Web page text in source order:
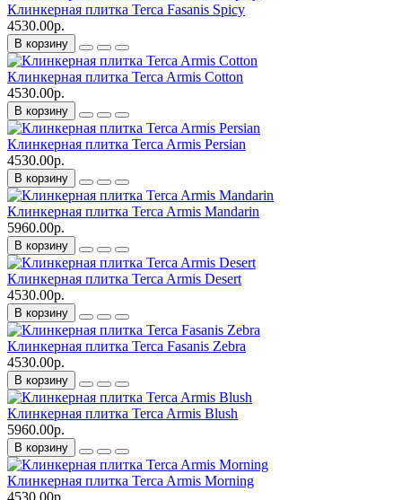
Клинкерная плитка Terca Fasanis Spicy
4530.00р.
В корзину
Клинкерная плитка Terca Armis Cotton
4530.00р.
В корзину
Клинкерная плитка Terca Armis Persian
4530.00р.
В корзину
Клинкерная плитка Terca Armis Mandarin
5960.00р.
В корзину
Клинкерная плитка Terca Armis Desert
4530.00р.
В корзину
Клинкерная плитка Terca Fasanis Zebra
4530.00р.
В корзину
Клинкерная плитка Terca Armis Blush
5960.00р.
В корзину
Клинкерная плитка Terca Armis Morning
4530.00р.